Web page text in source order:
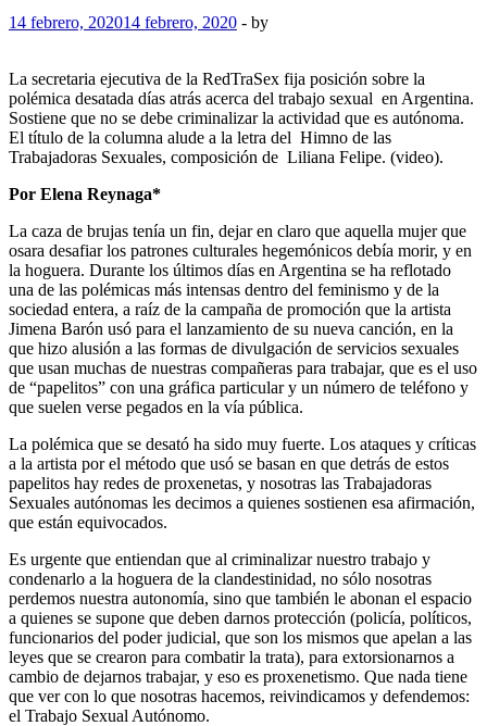
14 febrero, 202014 febrero, 2020 - by
La secretaria ejecutiva de la RedTraSex fija posición sobre la
polémica desatada días atrás acerca del trabajo sexual en Argentina.
Sostiene que no se debe criminalizar la actividad que es autónoma.
El título de la columna alude a la letra del Himno de las
Trabajadoras Sexuales, composición de Liliana Felipe. (video).
Por Elena Reynaga*
La caza de brujas tenía un fin, dejaren claro que aquella mujer que
osara desafiar los patrones culturales hegemónicos debía morir, y en
la hoguera. Durante los últimos días en Argentina se ha reflotado
una de las polémicas más intensas dentro del feminismo y de la
sociedad entera, a raíz de la campaña de promoción que la artista
Jimena Barón usó para el lanzamiento de su nueva canción, en la
que hizo alusión a las formas de divulgación de servicios sexuales
que usan muchas de nuestras compañeras para trabajar, que es el uso
de “papelitos” con una gráfica particular y un número de teléfono y
que suelen verse pegados en la vía pública.
La polémica que se desató ha sido muy fuerte. Los ataques y críticas
a la artista por el método que usó se basan en que detrás de estos
papelitos hay redes de proxenetas, y nosotras las Trabajadoras
Sexuales autónomas les decimos a quienes sostienen esa afirmación,
que están equivocados.
Es urgente que entiendan que al criminalizar nuestro trabajo y
condenarlo a la hoguera de la clandestinidad, no sólo nosotras
perdemos nuestra autonomía, sino que también le abonan el espacio
a quienes se supone que deben darnos protección (policía, políticos,
funcionarios del poder judicial, que son los mismos que apelan a las
leyes que se crearon para combatir la trata), para extorsionarnos a
cambio de dejarnos trabajar, y eso es proxenetismo. Que nada tiene
que ver con lo que nosotras hacemos, reivindicamos y defendemos:
el Trabajo Sexual Autónomo.